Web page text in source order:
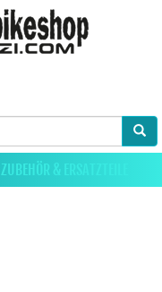
ZUBEHÖR & ERSATZTEILE